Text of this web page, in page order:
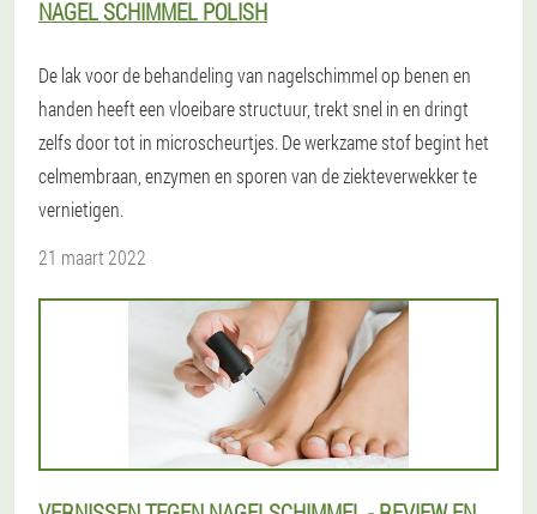
NAGEL SCHIMMEL POLISH
De lak voor de behandeling van nagelschimmel op benen en
handen heeft een vloeibare structuur, trekt snel in en dringt
zelfs door tot in microscheurtjes. De werkzame stof begint het
celmembraan, enzymen en sporen van de ziekteverwekker te
vernietigen.
21 maart 2022